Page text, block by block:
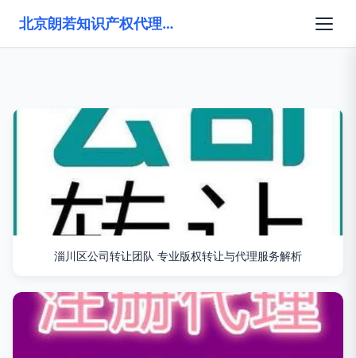
北京朗若知识产权代理有限公司
淄川区公司转让团队 专业版权转让与代理服务解析